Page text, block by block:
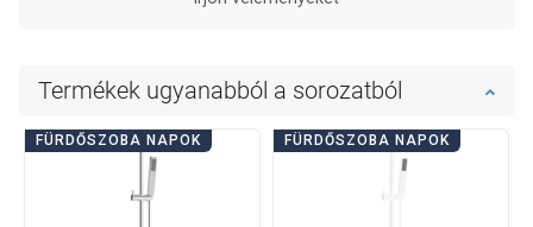
Termékek ugyanabból a sorozatból
FÜRDŐSZOBA NAPOK FÜRDŐSZOBA NAPOK